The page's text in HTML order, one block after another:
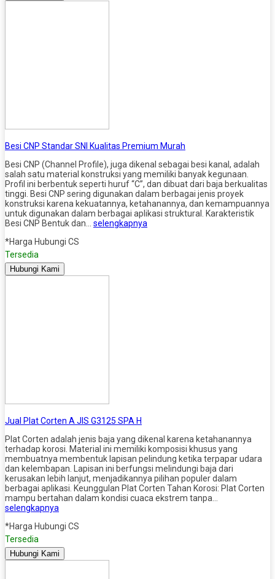
Besi CNP Standar SNI Kualitas Premium Murah
Besi CNP (Channel Profile), juga dikenal sebagai besi kanal, adalah
salah satu material konstruksi yang memiliki banyak kegunaan.
Profil ini berbentuk seperti huruf “C”, dan dibuat dari baja berkualitas
tinggi. Besi CNP sering digunakan dalam berbagai jenis proyek
konstruksi karena kekuatannya, ketahanannya, dan kemampuannya
untuk digunakan dalam berbagai aplikasi struktural. Karakteristik
Besi CNP Bentuk dan… selengkapnya
*Harga Hubungi CS
Tersedia
Hubungi Kami
Jual Plat Corten A JIS G3125 SPA H
Plat Corten adalah jenis baja yang dikenal karena ketahanannya
terhadap korosi. Material ini memiliki komposisi khusus yang
membuatnya membentuk lapisan pelindung ketika terpapar udara
dan kelembapan. Lapisan ini berfungsi melindungi baja dari
kerusakan lebih lanjut, menjadikannya pilihan populer dalam
berbagai aplikasi. Keunggulan Plat Corten Tahan Korosi: Plat Corten
mampu bertahan dalam kondisi cuaca ekstrem tanpa…
selengkapnya
*Harga Hubungi CS
Tersedia
Hubungi Kami